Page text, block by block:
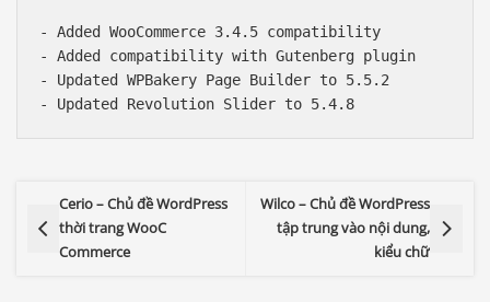
- Added WooCommerce 3.4.5 compatibility
- Added compatibility with Gutenberg plugin
- Updated WPBakery Page Builder to 5.5.2
Cerio – Chủ đề WordPress
thời trang WooC
Commerce
Wilco – Chủ đề WordPress
tập trung vào nội dung,
kiểu chữ